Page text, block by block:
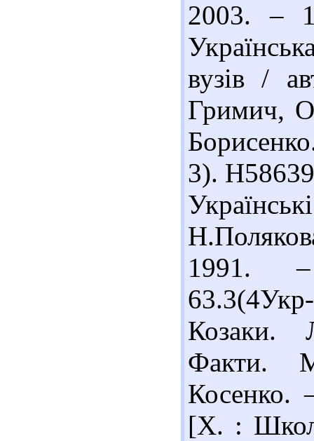
2003. –
вузів /
Гримич,
3).
1991.
Козаки.
Факти.
Косенко.
[Х. :